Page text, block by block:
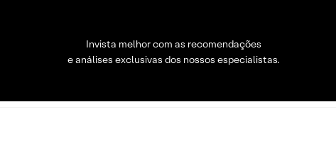
Invista melhor com as recomendações
e análises exclusivas dos nossos especialistas.